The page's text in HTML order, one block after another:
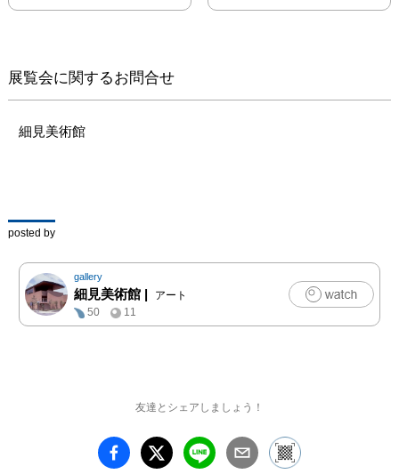
ち続けている。
家、石牟礼道子原作の新
作能『沖宮』の能装束な
を中心に、作品と紡がれ
と未来へ語り継ぐ言葉を
紹介する。本展を機に構
想・制作された作品２領
の初公開となる。
[みどころ]
70代半ばから源氏物語を
けてきた。作品のタイト
ルは各帖からとられ、物
展覧会に関するお問合せ
細見美術館
posted by
gallery
細見美術館 |
アート
50
11
友達とシェアしましょう！